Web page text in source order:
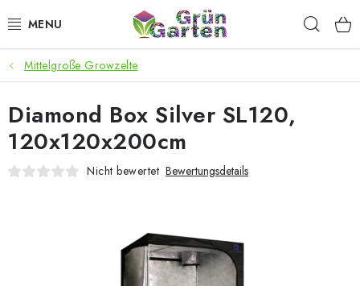
Inhalt
ANGEBOTE
LED PFLANZENLAMPEN
ANBAUBEDARF FÜR DEN HEIMANBAU
Mittelgroße Growzelte
Diamond Box Silver SL120,
120x120x200cm
Nicht bewertet Bewertungsdetails